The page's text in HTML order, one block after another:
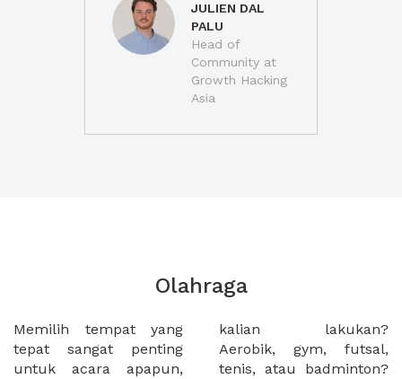
JULIEN DAL
PALU
Head of
Community at
Growth Hacking
Asia
Olahraga
Memilih tempat yang
tepat sangat penting
untuk acara apapun,
kalian lakukan?
Aerobik, gym, futsal,
tenis, atau badminton?